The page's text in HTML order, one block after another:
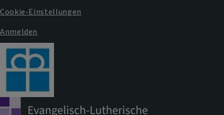
Cookie-Einstellungen
Benutzermenü
Anmelden